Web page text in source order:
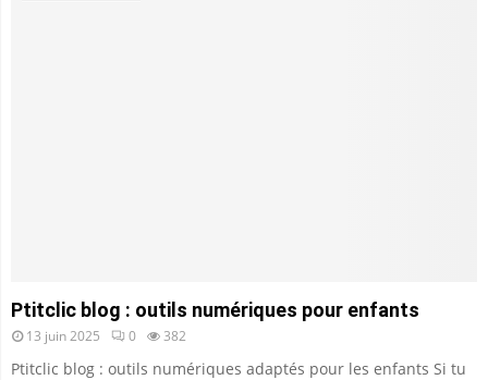
Ptitclic blog : outils numériques pour enfants
13 juin 2025 0 382
Ptitclic blog : outils numériques adaptés pour les enfants Si tu